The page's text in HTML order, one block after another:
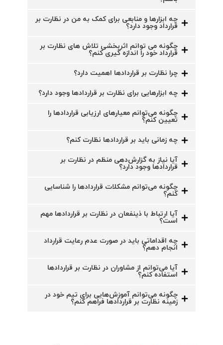
چه ابزارها و منابعی برای کمک به من در نظارت بر
قرارداد وجود دارد؟
چگونه می توانم اثربخشی تلاش های نظارت بر
قرارداد خود را اندازه گیری کنم؟
چرا نظارت بر قراردادها اهمیت دارد؟
چه ابزارهایی برای نظارت بر قراردادها وجود دارد؟
چگونه می‌توانم معیارهای ارزیابی قراردادها را
تعیین کنم؟
چه زمانی باید بر قراردادها نظارت کنم؟
آیا نیاز به گزارش‌دهی منظم در نظارت بر
قراردادها وجود دارد؟
چگونه می‌توانم مشکلات قراردادها را شناسایی
کنم؟
آیا ارتباط با ذینفعان در نظارت بر قراردادها مهم
است؟
چه اقداماتی باید در صورت عدم رعایت قرارداد
انجام دهم؟
آیا می‌توانم از مشاوران در نظارت بر قراردادها
استفاده کنم؟
چگونه می‌توانم آموزش‌هایی برای تیم خود در
زمینه نظارت بر قراردادها فراهم کنم؟